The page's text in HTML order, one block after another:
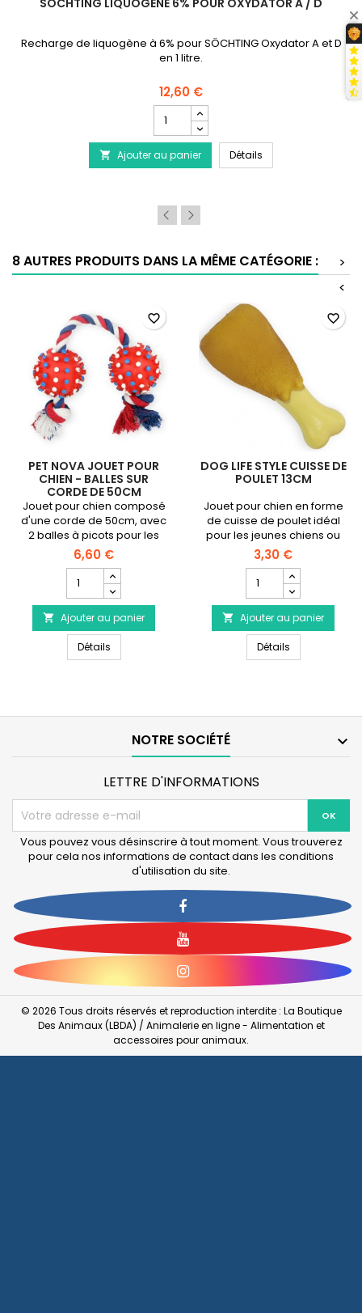
SÖCHTING LIQUOGÈNE 6% POUR OXYDATOR A / D
Recharge de liquogène à 6% pour SÖCHTING Oxydator A et D
en 1 litre.
12,60 €
quantité
du
produit
SÖCHTING
pour
Oxydator
/
D
 Ajouter au panier Détails
8 AUTRES PRODUITS DANS LA MÊME CATÉGORIE :
>
<
PET NOVA JOUET POUR
CHIEN - BALLES SUR
CORDE DE 50CM
Jouet pour chien composé
d'une corde de 50cm, avec
2 balles à picots pour les
jeunes chiens ou les chiens
de taille moyenne
6,60 €
quantité
du
produit
PET
NOVA
Jouet
Balles
 Ajouter au panier
DétailsPET NOVA Jouet pour chien - Balles sur Corde de
favorite_border
DOG LIFE STYLE CUISSE DE
POULET 13CM
Jouet pour chien en forme
de cuisse de poulet idéal
pour les jeunes chiens ou
les chiens de taille
moyenne
3,30 €
quantité
du
produit
DOG
LIFE
STYLE
13cm
 Ajouter au panier
DétailsDOG LIFE
favorite_border
NOTRE SOCIÉTÉ 
LETTRE D'INFORMATIONS
Vous pouvez vous désinscrire à tout moment. Vous trouverez
pour cela nos informations de contact dans les conditions
d'utilisation du site.
Facebook
YouTube
Instagram
© 2026 Tous droits réservés et reproduction interdite : La Boutique
Des Animaux (LBDA) / Animalerie en ligne - Alimentation et
accessoires pour animaux.